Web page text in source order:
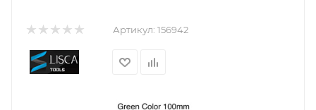
Артикул: 156942